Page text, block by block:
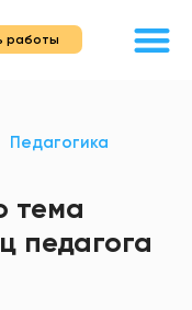
работы
Педагогика
тема
педагога